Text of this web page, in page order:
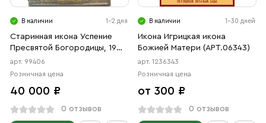
В наличии 1-2 дня
Старинная икона Успение
Пресвятой Богородицы, 19
век
арт. 99406
Розничная цена
40 000 ₽
0 отзывов
В наличии 1-30 дней
Икона Игрицкая икона
Божией Матери (АРТ.06343)
арт. 1236343
Розничная цена
от 300 ₽
0 отзывов